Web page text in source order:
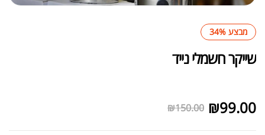
מבצע 34%
שייקר חשמלי נייד
₪150.00 ₪99.00